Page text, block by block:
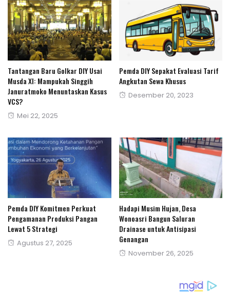
Tantangan Baru Golkar DIY Usai
Musda XI: Mampukah Singgih
Januratmoko Menuntaskan Kasus
VCS?
Posted
Mei 22, 2025
Pemda DIY Sepakat Evaluasi Tarif
Angkutan Sewa Khusus
Posted
Desember 20, 2023
Pemda DIY Komitmen Perkuat
Pengamanan Produksi Pangan
Lewat 5 Strategi
Posted
Agustus 27, 2025
Hadapi Musim Hujan, Desa
Wonoasri Bangun Saluran
Drainase untuk Antisipasi
Genangan
Posted
November 26, 2025